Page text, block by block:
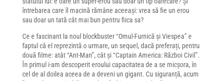
întrebarea care îl macină rămâne aceeași: vrea să fie un erou
sau doar un tată cât mai bun pentru fiica sa?
Ce e fascinant la noul blockbuster “Omul-Furnică și Viespea” e
faptul că el reprezintă o urmare, un sequel, dacă preferați, pentru
două filme: atât “Ant-Man”, cât și “Captain America: Război Civil”.
În primul i-am descoperit eroului capacitatea de a se micșora, în
cel de al doilea aceea de a deveni un gigant. Cu siguranță, acum